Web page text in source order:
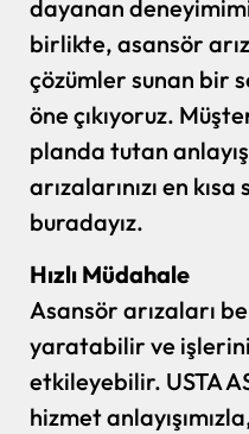
dayanan
birlikte, asansör
çözümler sunan bir
öne çıkıyoruz.
planda tutan
arızalarınızı en
buradayız.
Hızlı Müdahale
Asansör arızaları
yaratabilir ve
etkileyebilir. USTA
hizmet